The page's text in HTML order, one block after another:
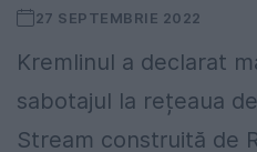
27 SEPTEMBRIE 2022
Kremlinul a declarat
sabotajul la rețeaua
Stream construită de